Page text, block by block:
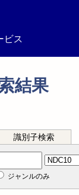
ビス
結果
識別子検索
ジャンルのみ